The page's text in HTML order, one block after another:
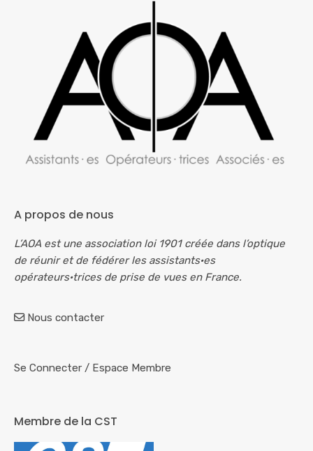
A propos de nous
L’AOA est une association loi 1901 créée dans l’optique
de réunir et de fédérer les assistants·es
opérateurs·trices de prise de vues en France.
Nous contacter
Se Connecter / Espace Membre
Membre de la CST